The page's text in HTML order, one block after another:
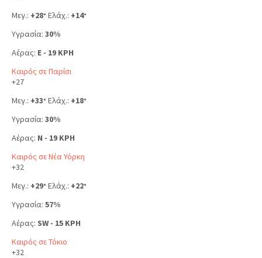
Μεγ.: +28° Ελάχ.: +14°
Υγρασία: 30%
Αέρας: E - 19 KPH
Καιρός σε Παρίσι
+27
Μεγ.: +33° Ελάχ.: +18°
Υγρασία: 30%
Αέρας: N - 19 KPH
Καιρός σε Νέα Υόρκη
+32
Μεγ.: +29° Ελάχ.: +22°
Υγρασία: 57%
Αέρας: SW - 15 KPH
Καιρός σε Τόκιο
+32